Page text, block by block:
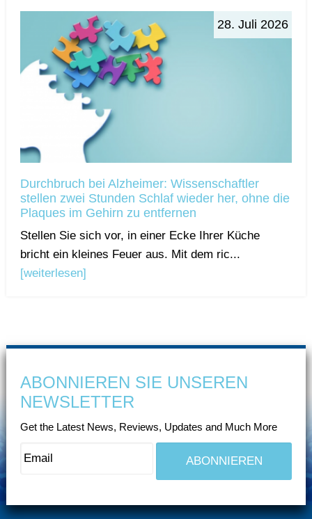
28. Juli 2026
Durchbruch bei Alzheimer: Wissenschaftler
stellen zwei Stunden Schlaf wieder her, ohne die
Plaques im Gehirn zu entfernen
Stellen Sie sich vor, in einer Ecke Ihrer Küche
bricht ein kleines Feuer aus. Mit dem ric...
[weiterlesen]
ABONNIEREN SIE UNSEREN
NEWSLETTER
Get the Latest News, Reviews, Updates and Much More